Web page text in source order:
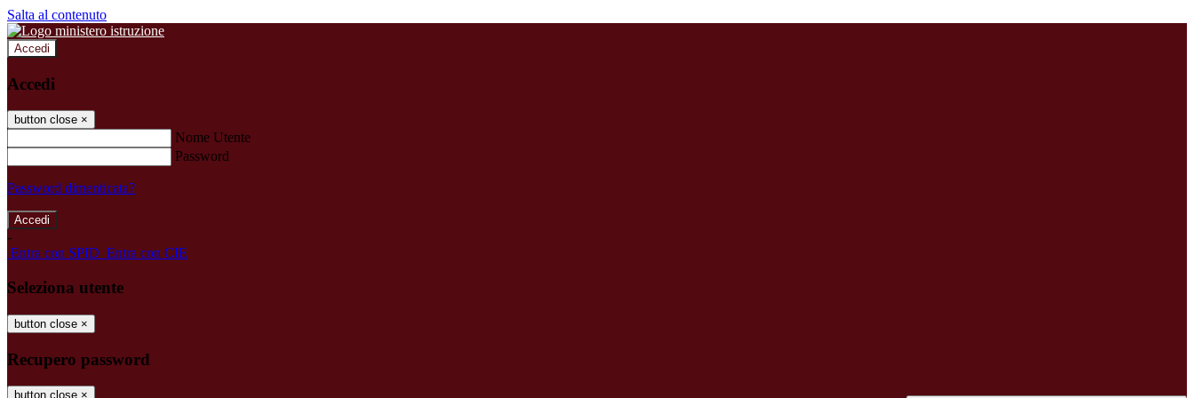
Salta al contenuto
Accedi
Accedi
button close ×
Nome Utente
Password
Password dimenticata?
-
Entra con SPID Entra con CIE
Seleziona utente
button close ×
Recupero password
button close ×